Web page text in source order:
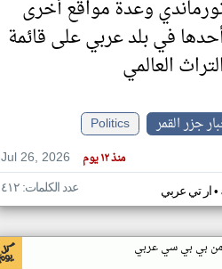
وعدة مواقع أخرى
في بلد عربي على قائمة
التراث العالمي
جزر القمر
Politics
Jul 26, 2026
منذ ١٢ يوم
ار تي عربي• عدد الكلمات: ٤١٢
من بي بي سي عربي